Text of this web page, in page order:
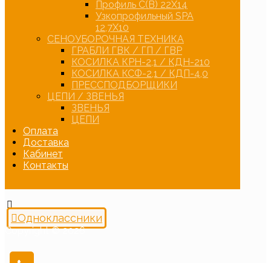
Профиль С(В) 22Х14
Узкопрофильный SPA
12,7Х10
СЕНОУБОРОЧНАЯ ТЕХНИКА
ГРАБЛИ ГВК / ГП / ГВР
КОСИЛКА КРН-2,1 / КДН-210
КОСИЛКА КСФ-2,1 / КДП-4,0
ПРЕССПОДБОРЩИКИ
ЦЕПИ / ЗВЕНЬЯ
ЗВЕНЬЯ
ЦЕПИ
Оплата
Доставка
Кабинет
Контакты
Одноклассники
Copyright © 2026